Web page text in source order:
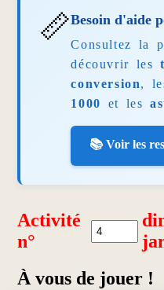
📏Besoin d'aide
Consultez la
découvrir les
conversion,
1000
et les
📚 Voir les
Activité
n°
À vous de jouer !